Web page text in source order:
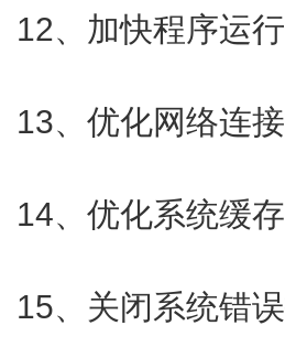
12、加快程序运
13、优化网络连
14、优化系统缓
15、关闭系统错